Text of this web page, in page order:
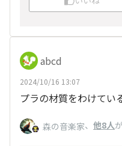
abcd
2024/10/16 13:07
プラの材質をわけてい
森の音楽家、 他8人